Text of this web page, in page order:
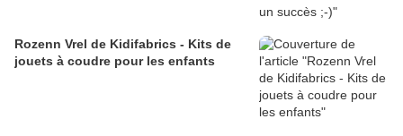
Rozenn Vrel de Kidifabrics - Kits de
jouets à coudre pour les enfants